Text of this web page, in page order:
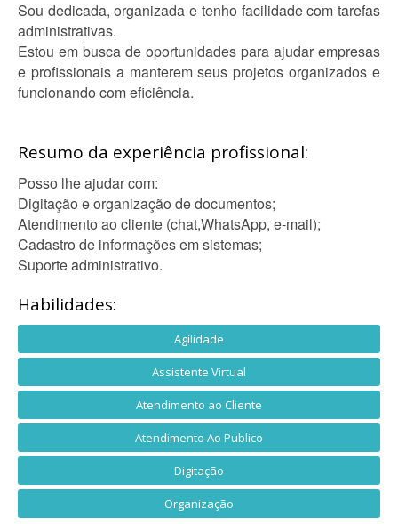
Sou dedicada, organizada e tenho facilidade com tarefas
administrativas.
Estou em busca de oportunidades para ajudar empresas
e profissionais a manterem seus projetos organizados e
funcionando com eficiência.
Resumo da experiência profissional:
Posso lhe ajudar com:
Digitação e organização de documentos;
Atendimento ao cliente (chat,WhatsApp, e-mail);
Cadastro de informações em sistemas;
Suporte administrativo.
Habilidades:
Agilidade
Assistente Virtual
Atendimento ao Cliente
Atendimento Ao Publico
Digitação
Organização